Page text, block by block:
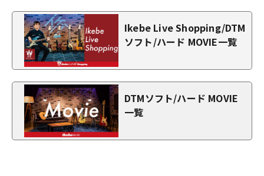
Ikebe Live Shopping/DTM
ソフト/ハード MOVIE一覧
DTMソフト/ハード MOVIE
一覧